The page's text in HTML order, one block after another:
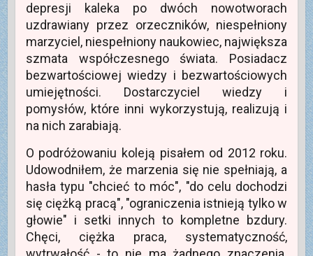
depresji kaleka po dwóch nowotworach
uzdrawiany przez orzeczników, niespełniony
marzyciel, niespełniony naukowiec, największa
szmata współczesnego świata. Posiadacz
bezwartościowej wiedzy i bezwartościowych
umiejętności. Dostarczyciel wiedzy i
pomysłów, które inni wykorzystują, realizują i
na nich zarabiają.
O podróżowaniu koleją pisałem od 2012 roku.
Udowodniłem, że marzenia się nie spełniają, a
hasła typu "chcieć to móc", "do celu dochodzi
się ciężką pracą", "ograniczenia istnieją tylko w
głowie" i setki innych to kompletne bzdury.
Chęci, ciężka praca, systematyczność,